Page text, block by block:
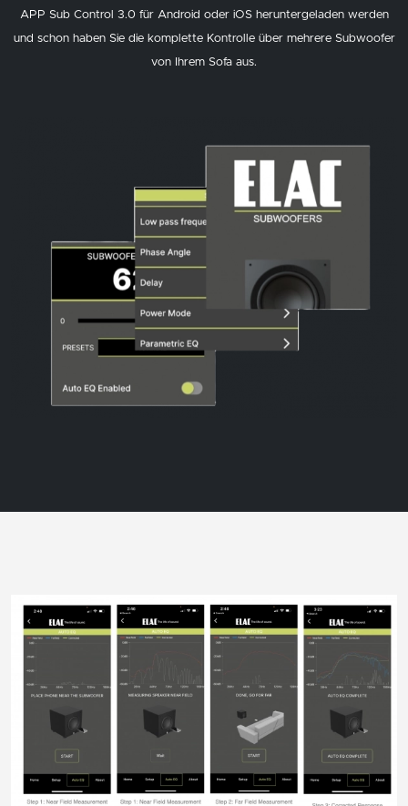
APP Sub Control 3.0 für Android oder iOS heruntergeladen werden
und schon haben Sie die komplette Kontrolle über mehrere Subwoofer
von Ihrem Sofa aus.